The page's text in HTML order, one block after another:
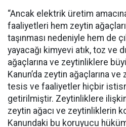
“Ancak elektrik üretim
faaliyetleri hem zeytin
taşınması nedeniyle hem de
yayacağı kimyevi atık, toz ve
ağaçlarına ve zeytinliklere
Kanun’da zeytin ağaçlarına
tesis ve faaliyetler hiçbir
getirilmiştir. Zeytinliklere
zeytin ağacı ve zeytinliklerin
Kanundaki bu koruyucu